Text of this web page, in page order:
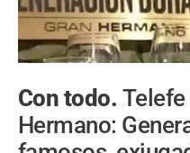
Con todo. Telefe
Hermano: